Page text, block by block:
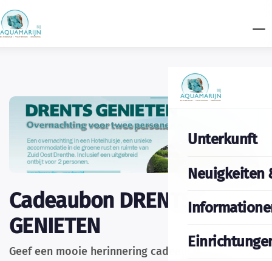
Unterkunft
Neuigkeiten
Cadeaubon DRENTS
GENIETEN
Geef een mooie herinnering cadeau! Met onze